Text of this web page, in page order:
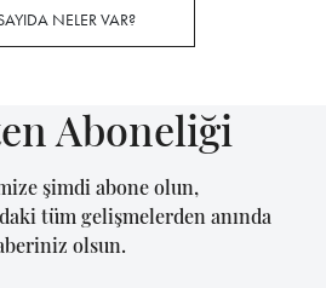
NELER VAR?
Aboneliği
şimdi abone olun,
tüm gelişmelerden anında
olsun.